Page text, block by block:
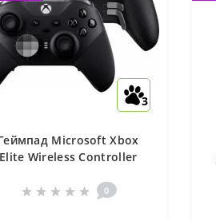
3
Microsoft Xbox
Elite Wireless Controller
0